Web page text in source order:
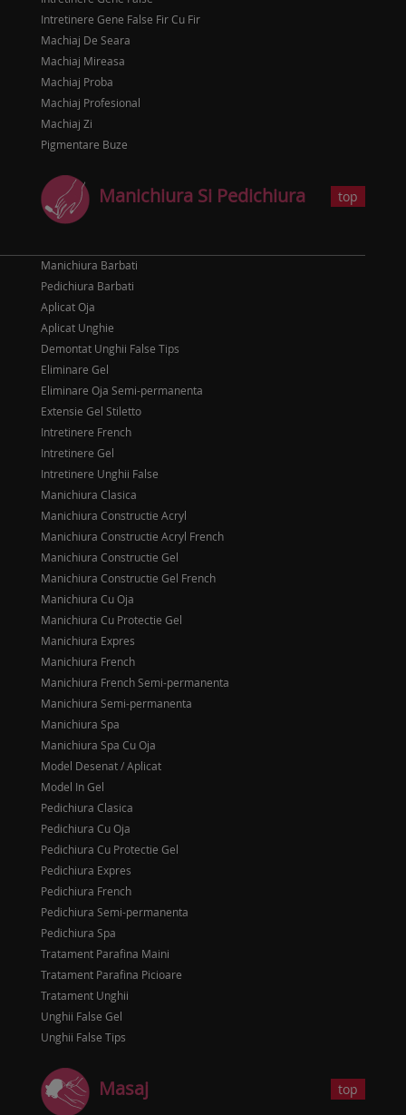
Intretinere Gene False Fir Cu Fir
Machiaj De Seara
Machiaj Mireasa
Machiaj Proba
Machiaj Profesional
Machiaj Zi
Pigmentare Buze
top
Manichiura Si Pedichiura
Manichiura Barbati
Pedichiura Barbati
Aplicat Oja
Aplicat Unghie
Demontat Unghii False Tips
Eliminare Gel
Eliminare Oja Semi-permanenta
Extensie Gel Stiletto
Intretinere French
Intretinere Gel
Intretinere Unghii False
Manichiura Clasica
Manichiura Constructie Acryl
Manichiura Constructie Acryl French
Manichiura Constructie Gel
Manichiura Constructie Gel French
Manichiura Cu Oja
Manichiura Cu Protectie Gel
Manichiura Expres
Manichiura French
Manichiura French Semi-permanenta
Manichiura Semi-permanenta
Manichiura Spa
Manichiura Spa Cu Oja
Model Desenat / Aplicat
Model In Gel
Pedichiura Clasica
Pedichiura Cu Oja
Pedichiura Cu Protectie Gel
Pedichiura Expres
Pedichiura French
Pedichiura Semi-permanenta
Pedichiura Spa
Tratament Parafina Maini
Tratament Parafina Picioare
Tratament Unghii
Unghii False Gel
Unghii False Tips
top
Masaj